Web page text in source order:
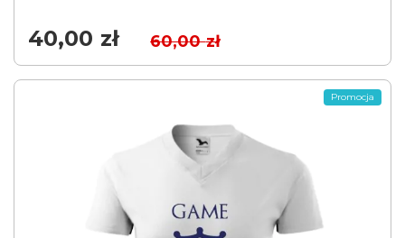
40,00 zł 60,00zł
Promocja